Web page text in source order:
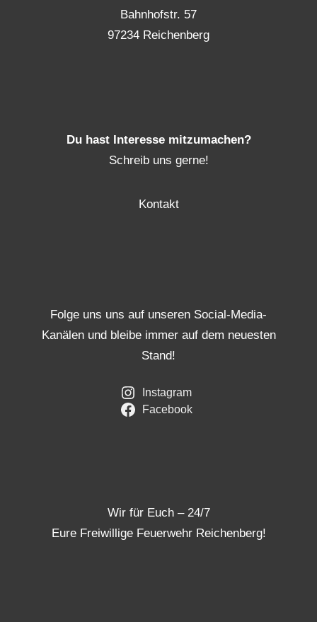
Bahnhofstr. 57
97234 Reichenberg
Du hast Interesse mitzumachen?
Schreib uns gerne!
Kontakt
Folge uns uns auf unseren Social-Media-
Kanälen und bleibe immer auf dem neuesten
Stand!
Instagram
Facebook
Wir für Euch – 24/7
Eure Freiwillige Feuerwehr Reichenberg!